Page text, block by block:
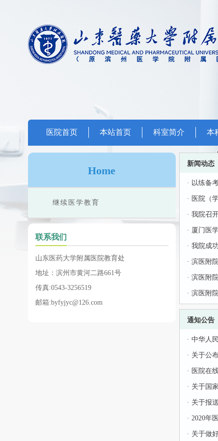
医院首页 本站首页 科室简介 本
Home
继续医学教育
联系我们
山东医药大学附属医院教育处
地址：滨州市黄河二路661号
传真:0543-3256519
邮箱:byfyjyc@126.com
新闻动态
· 以练备
· 医院（
· 我院召
· 厦门医
· 我院成
· 滨医附
· 滨医附
· 滨医附
通知公告
· 中华人
· 关于公
· 医院在
· 关于国
· 关于报
· 2020年
· 关于做